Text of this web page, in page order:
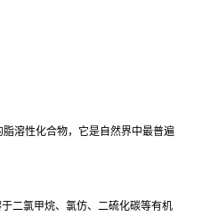
溶性化合物，它是自然界中最普遍
二氯甲烷、氯仿、二硫化碳等有机